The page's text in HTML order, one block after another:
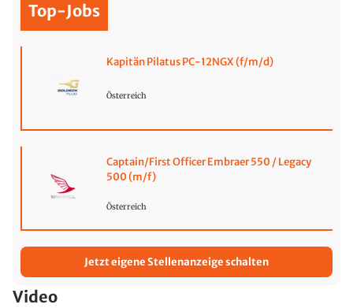
Top-Jobs
Kapitän Pilatus PC-12NGX (f/m/d)
Österreich
Captain/First Officer Embraer 550 / Legacy
500 (m/f)
Österreich
Jetzt eigene Stellenanzeige schalten
Video